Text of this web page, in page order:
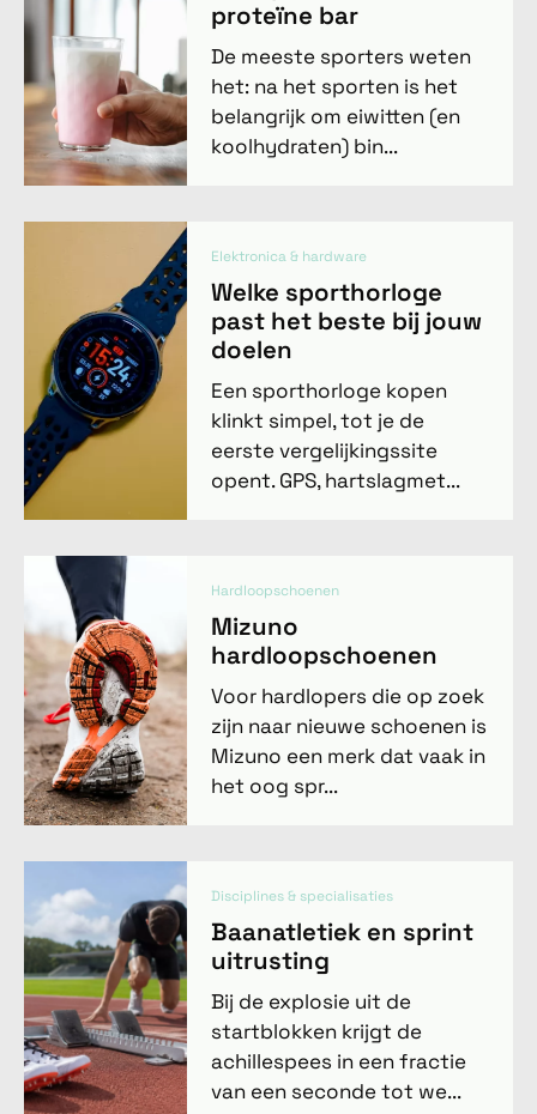
proteïne bar
De meeste sporters weten
het: na het sporten is het
belangrijk om eiwitten (en
koolhydraten) bin...
Elektronica & hardware
Welke sporthorloge
past het beste bij jouw
doelen
Een sporthorloge kopen
klinkt simpel, tot je de
eerste vergelijkingssite
opent. GPS, hartslagmet...
Hardloopschoenen
Mizuno
hardloopschoenen
Voor hardlopers die op zoek
zijn naar nieuwe schoenen is
Mizuno een merk dat vaak in
het oog spr...
Disciplines & specialisaties
Baanatletiek en sprint
uitrusting
Bij de explosie uit de
startblokken krijgt de
achillespees in een fractie
van een seconde tot we...